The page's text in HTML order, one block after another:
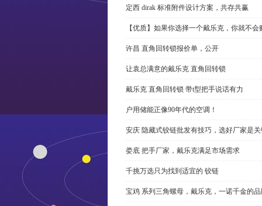
定西 dirak 标准附件设计方案，共存共赢
【优质】如果你选择一个戴乐克，你就不
许昌 直角回转锁报价单，公开
让袁总满意的戴乐克 直角回转锁
戴乐克 直角回转锁 带t型把手说话有力
户用储能正像90年代的空调！
安庆 隐藏式铰链批发有技巧，选好厂家是
娄底 把手厂家，戴乐克满足市场需求
千挑万选只为找到适宜的 铰链
宝鸡 系列三角螺母，戴乐克，一诺千金的